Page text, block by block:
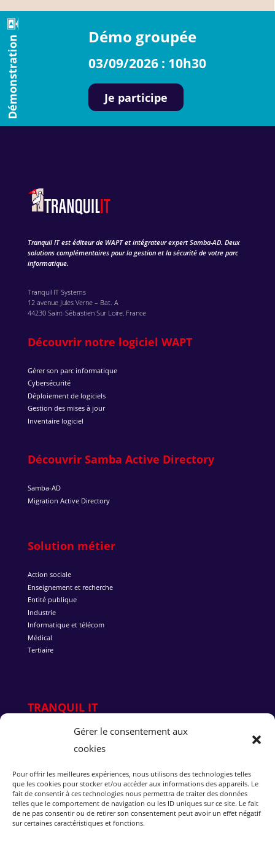
Gérer le consentement aux
cookies
Pour offrir les meilleures expériences, nous utilisons des technologies telles
que les cookies pour stocker et/ou accéder aux informations des appareils. Le
fait de consentir à ces technologies nous permettra de traiter des données
telles que le comportement de navigation ou les ID uniques sur ce site. Le fait
de ne pas consentir ou de retirer son consentement peut avoir un effet négatif
sur certaines caractéristiques et fonctions.
Démonstration Démo groupée
03/09/2026 : 10h30
Je participe
Tranquil IT est éditeur de WAPT et intégrateur expert Samba-AD. Deux
solutions complémentaires pour la gestion et la sécurité de votre parc
informatique.
Tranquil IT Systems
12 avenue Jules Verne – Bat. A
44230 Saint-Sébastien Sur Loire, France
Découvrir notre logiciel WAPT
Gérer son parc informatique
Cybersécurité
Déploiement de logiciels
Gestion des mises à jour
Inventaire logiciel
Découvrir Samba Active Directory
Samba-AD
Migration Active Directory
Solution métier
Action sociale
Enseignement et recherche
Entité publique
Industrie
Informatique et télécom
Médical
Tertiaire
TRANQUIL IT
Qui sommes-nous ?
Pourquoi Tranquil IT
Nous rejoindre
Succès client
Blog
Rejoindre notre Discord